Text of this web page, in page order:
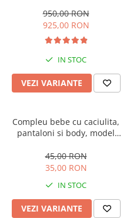
Manusi de iarna, Roti
antieroziune off-road, Husa
de ploaie si insecte
950,00 RON
925,00 RON
IN STOC
VEZI VARIANTE
Compleu bebe cu caciulita,
pantaloni si body, model
45,00 RON
35,00 RON
IN STOC
VEZI VARIANTE